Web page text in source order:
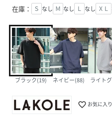
在庫： Ｓ なし Ｍ なし Ｌ なし ＸＬ
ブラック(19) ネイビー(88) ライトグ
favorite_border お気に入